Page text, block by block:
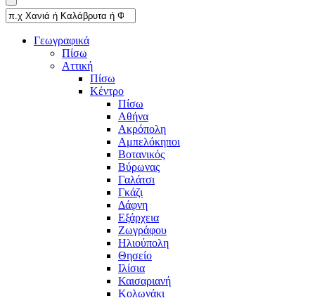
Γεωγραφικά
Πίσω
Αττική
Πίσω
Κέντρο
Πίσω
Αθήνα
Ακρόπολη
Αμπελόκηποι
Βοτανικός
Βύρωνας
Γαλάτσι
Γκάζι
Δάφνη
Εξάρχεια
Ζωγράφου
Ηλιούπολη
Θησείο
Ιλίσια
Καισαριανή
Κολωνάκι